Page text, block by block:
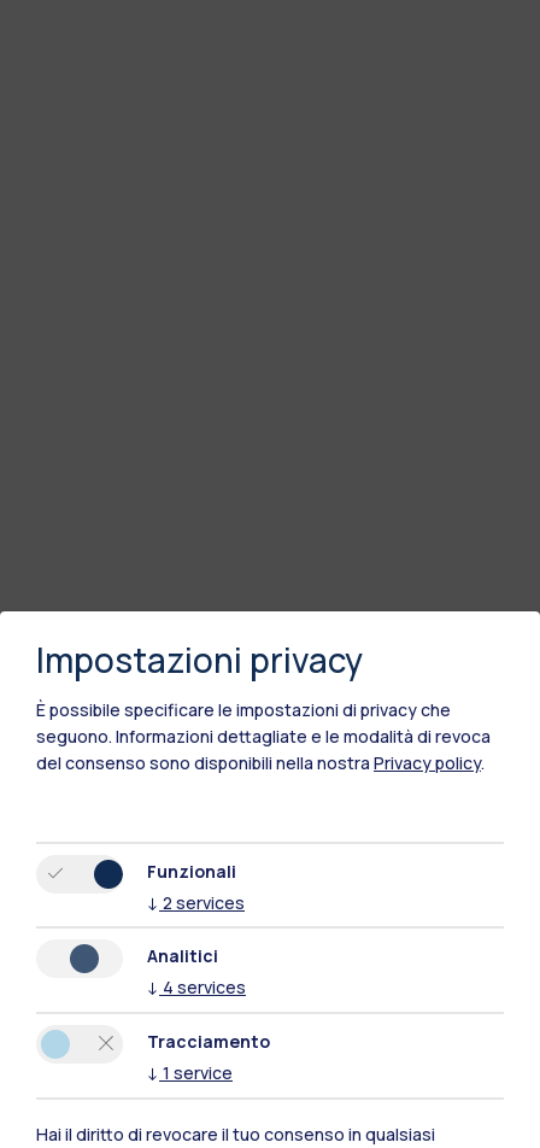
Polimi Community
Tutti i siti dell’ecosistema
Residenze
Impostazioni privacy
È possibile specificare le impostazioni di privacy che
seguono. Informazioni dettagliate e le modalità di revoca
del consenso sono disponibili nella nostra Privacy policy.
Funzionali
↓ 2 services
Analitici
↓ 4 services
Tracciamento
↓ 1 service
Hai il diritto di revocare il tuo consenso in qualsiasi